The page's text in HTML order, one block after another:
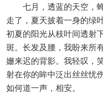
七月，透蓝的天空，
走了，夏天披着一身的绿
初夏的阳光从枝叶间透射
斑。长发及腰，我盼来所
姗来迟的背影。我轻叹，
射在你的眸中泛出丝丝忧
如何道一声，相安。